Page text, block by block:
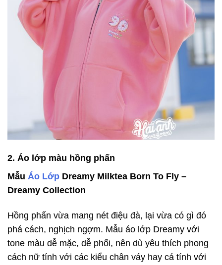
2. Áo lớp màu hồng phấn
Mẫu Áo Lớp Dreamy Milktea Born To Fly –
Dreamy Collection
Hồng phấn vừa mang nét điệu đà, lại vừa có gì đó
phá cách, nghịch ngợm. Mẫu áo lớp Dreamy với
tone màu dễ mặc, dễ phối, nên dù yêu thích phong
cách nữ tính với các kiểu chân váy hay cá tính với